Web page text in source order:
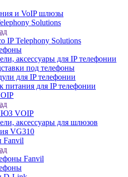
и VoIP шлюзы
Solutions
IP Telephony Solutions
аксессуары для IP телефонии
под телефоны
для IP телефонии
питания для IP телефонии
VOIP
аксессуары для шлюзов
VG310
Fanvil
Fanvil